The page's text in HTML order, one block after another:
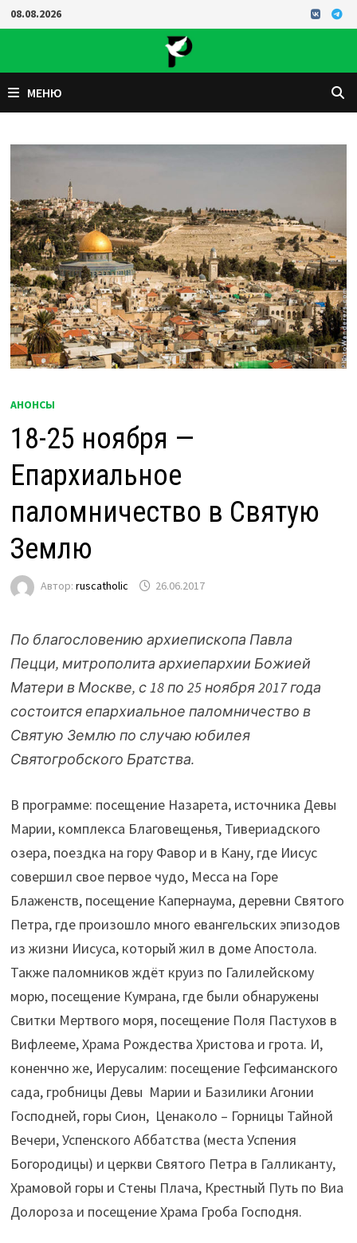
Перейти
к
08.08.2026
МЕНЮ
АНОНСЫ
18-25 ноября —
Епархиальное
паломничество в Святую
Землю
Автор:ruscatholic 26.06.2017
По благословению архиепископа Павла
Пецци, митрополита архиепархии Божией
Матери в Москве, с 18 по 25 ноября 2017 года
состоится епархиальное паломничество в
Святую Землю по случаю юбилея
Святогробского Братства.
В программе: посещение Назарета, источника Девы
Марии, комплекса Благовещенья, Тивериадского
озера, поездка на гору Фавор и в Кану, где Иисус
совершил свое первое чудо, Месса на Горе
Блаженств, посещение Капернаума, деревни Святого
Петра, где произошло много евангельских эпизодов
из жизни Иисуса, который жил в доме Апостола.
Также паломников ждёт круиз по Галилейскому
морю, посещение Кумрана, где были обнаружены
Свитки Мертвого моря, посещение Поля Пастухов в
Вифлееме, Храма Рождества Христова и грота. И,
коненчно же, Иерусалим: посещение Гефсиманского
сада, гробницы Девы Марии и Базилики Агонии
Господней, горы Сион, Ценаколо – Горницы Тайной
Вечери, Успенского Аббатства (места Успения
Богородицы) и церкви Святого Петра в Галликанту,
Храмовой горы и Стены Плача, Крестный Путь по Виа
Долороза и посещение Храма Гроба Господня.